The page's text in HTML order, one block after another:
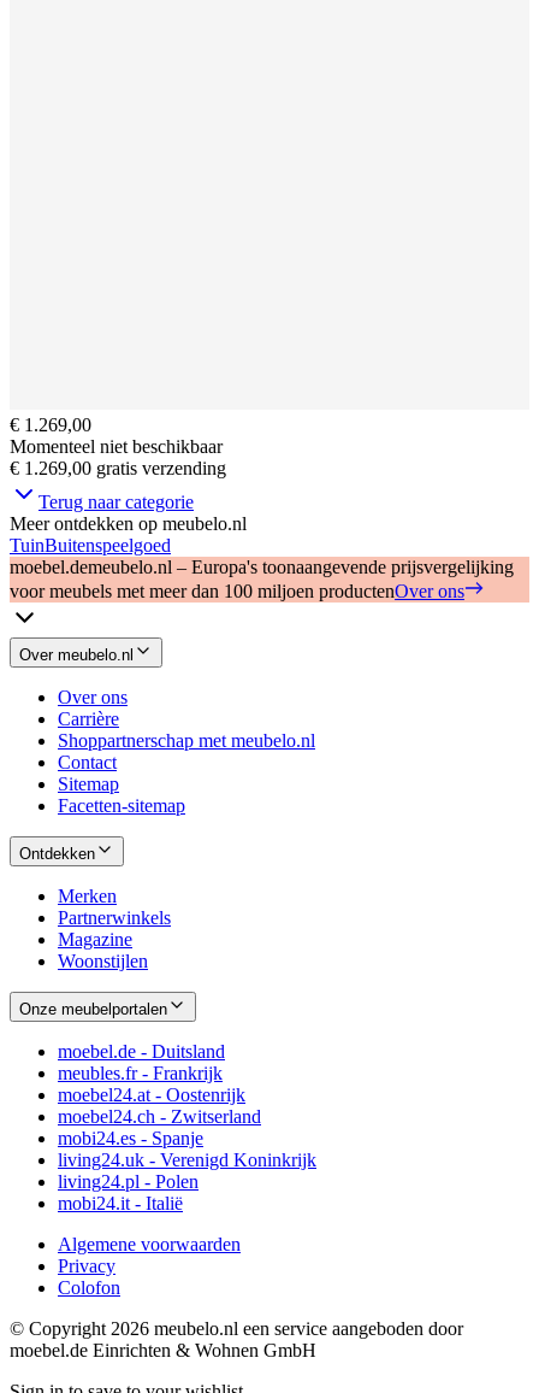
€ 1.269,00
Momenteel niet beschikbaar
€ 1.269,00 gratis verzending
Terug naar categorie
Meer ontdekken op meubelo.nl
TuinBuitenspeelgoed
moebel.demeubelo.nl – Europa's toonaangevende prijsvergelijking
voor meubels met meer dan 100 miljoen productenOver ons
Over meubelo.nl
Over ons
Carrière
Shoppartnerschap met meubelo.nl
Contact
Sitemap
Facetten-sitemap
Ontdekken
Merken
Partnerwinkels
Magazine
Woonstijlen
Onze meubelportalen
moebel.de - Duitsland
meubles.fr - Frankrijk
moebel24.at - Oostenrijk
moebel24.ch - Zwitserland
mobi24.es - Spanje
living24.uk - Verenigd Koninkrijk
living24.pl - Polen
mobi24.it - Italië
Algemene voorwaarden
Privacy
Colofon
© Copyright 2026 meubelo.nl een service aangeboden door
moebel.de Einrichten & Wohnen GmbH